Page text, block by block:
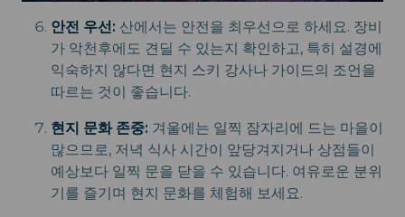
안전 우선: 산에서는 안전을 최우선으로 하세요. 장비
가 악천후에도 견딜 수 있는지 확인하고, 특히 설경에
익숙하지 않다면 현지 스키 강사나 가이드의 조언을
따르는 것이 좋습니다.
현지 문화 존중: 겨울에는 일찍 잠자리에 드는 마을이
많으므로, 저녁 식사 시간이 앞당겨지거나 상점들이
예상보다 일찍 문을 닫을 수 있습니다. 여유로운 분위
기를 즐기며 현지 문화를 체험해 보세요.